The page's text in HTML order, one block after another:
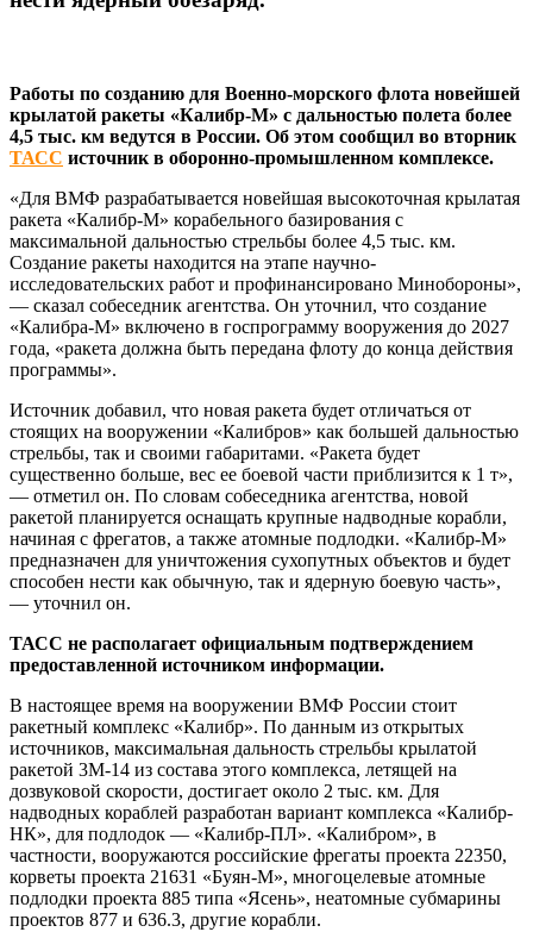
Работы по созданию для Военно-морского флота новейшей
крылатой ракеты «Калибр-М» с дальностью полета более
4,5 тыс. км ведутся в России. Об этом сообщил во вторник
ТАСС источник в оборонно-промышленном комплексе.
«Для ВМФ разрабатывается новейшая высокоточная крылатая
ракета «Калибр-М» корабельного базирования с
максимальной дальностью стрельбы более 4,5 тыс. км.
Создание ракеты находится на этапе научно-
исследовательских работ и профинансировано Минобороны»,
— сказал собеседник агентства. Он уточнил, что создание
«Калибра-М» включено в госпрограмму вооружения до 2027
года, «ракета должна быть передана флоту до конца действия
программы».
Источник добавил, что новая ракета будет отличаться от
стоящих на вооружении «Калибров» как большей дальностью
стрельбы, так и своими габаритами. «Ракета будет
существенно больше, вес ее боевой части приблизится к 1 т»,
— отметил он. По словам собеседника агентства, новой
ракетой планируется оснащать крупные надводные корабли,
начиная с фрегатов, а также атомные подлодки. «Калибр-М»
предназначен для уничтожения сухопутных объектов и будет
способен нести как обычную, так и ядерную боевую часть»,
— уточнил он.
ТАСС не располагает официальным подтверждением
предоставленной источником информации.
В настоящее время на вооружении ВМФ России стоит
ракетный комплекс «Калибр». По данным из открытых
источников, максимальная дальность стрельбы крылатой
ракетой 3М-14 из состава этого комплекса, летящей на
дозвуковой скорости, достигает около 2 тыс. км. Для
надводных кораблей разработан вариант комплекса «Калибр-
НК», для подлодок — «Калибр-ПЛ». «Калибром», в
частности, вооружаются российские фрегаты проекта 22350,
корветы проекта 21631 «Буян-М», многоцелевые атомные
подлодки проекта 885 типа «Ясень», неатомные субмарины
проектов 877 и 636.3, другие корабли.